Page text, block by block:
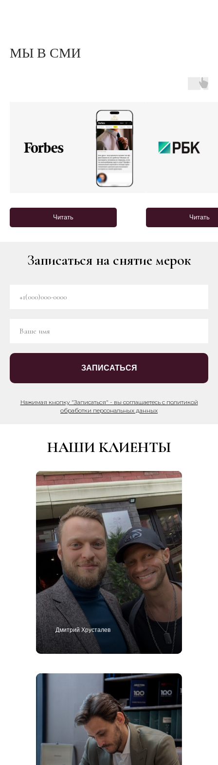
МЫ В СМИ
Читать Читать
Записаться на снятие мерок
ЗАПИСАТЬСЯ
Нажимая кнопку "Записаться" - вы соглашаетесь с политикой
обработки персональных данных
НАШИ КЛИЕНТЫ
Дмитрий Хрусталев